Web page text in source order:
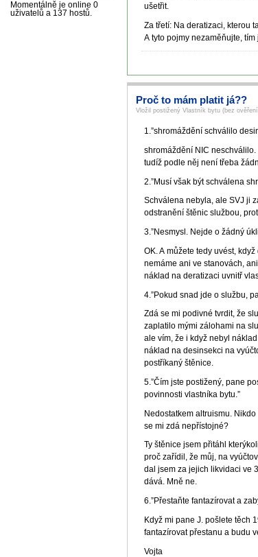
Momentálně je online 0
uživatelů a 137 hostů.
ušetřit.
Za třetí: Na deratizaci, kterou
A tyto pojmy nezaměňujte,
Proč to mám platit já??
Vložil postižený Vlastník bytu (bez
1.”shromáždění schválilo
shromáždění NIC
tudíž podle něj není třeba
2.”Musí však být schválena
Schválena nebyla, ale SVJ ji
odstranění štěnic službou,
3.”Nesmysl. Nejde o žádný
OK. A můžete tedy uvést,
nemáme ani ve stanovách,
náklad na deratizaci uvnitř
4.”Pokud snad jde o službu,
Zdá se mi podivné tvrdit, že
zaplatilo mými zálohami na
ale vím, že i když nebyl
náklad na desinsekci na
postříkaný štěnice.
5.”Čím jste postižený, pane
povinnosti vlastníka bytu.”
Nedostatkem altruismu.
se mi zdá nepřístojné?
Ty štěnice jsem přitáhl
proč zařídil, že můj, na
dal jsem za jejich likvidaci ve
dává. Mně ne.
6.”Přestaňte fantazírovat a
Když mi pane J. pošlete těch
fantazírovat přestanu a budu
Vojta